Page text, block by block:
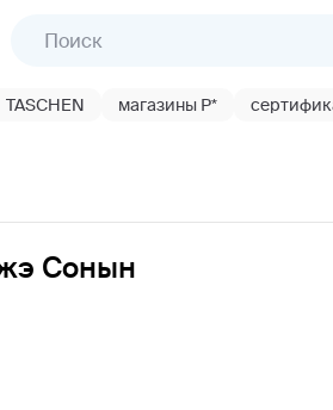
TASCHEN магазины Р*
Сонын